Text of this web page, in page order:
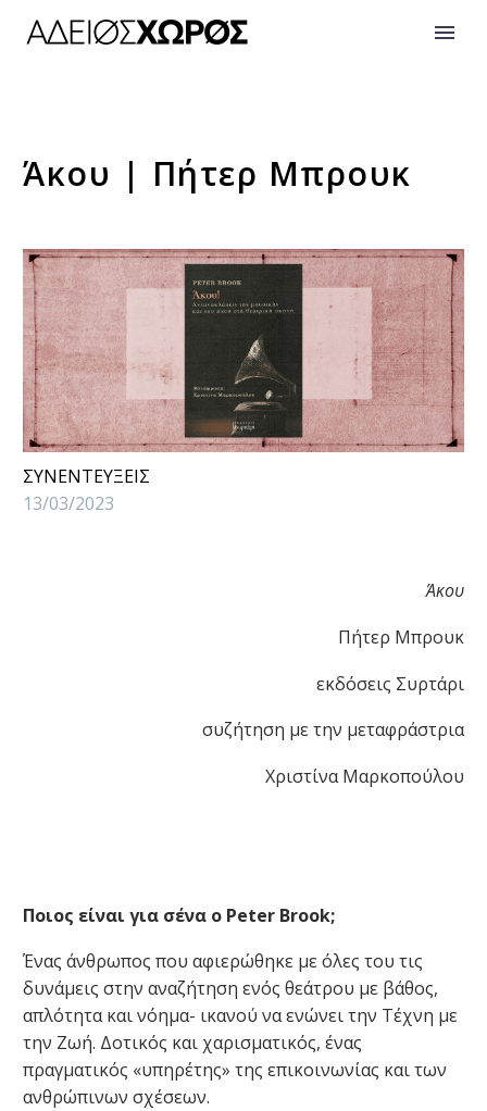
Άκου | Πήτερ Μπρουκ
ΣΥΝΕΝΤΕΥΞΕΙΣ
13/03/2023
Άκου
Πήτερ Μπρουκ
εκδόσεις Συρτάρι
συζήτηση με την μεταφράστρια
Χριστίνα Μαρκοπούλου
Ποιος είναι για σένα ο Peter Brook;
Ένας άνθρωπος που αφιερώθηκε με όλες του τις
δυνάμεις στην αναζήτηση ενός θεάτρου με βάθος,
απλότητα και νόημα- ικανού να ενώνει την Τέχνη με
την Ζωή. Δοτικός και χαρισματικός, ένας
πραγματικός «υπηρέτης» της επικοινωνίας και των
ανθρώπινων σχέσεων.